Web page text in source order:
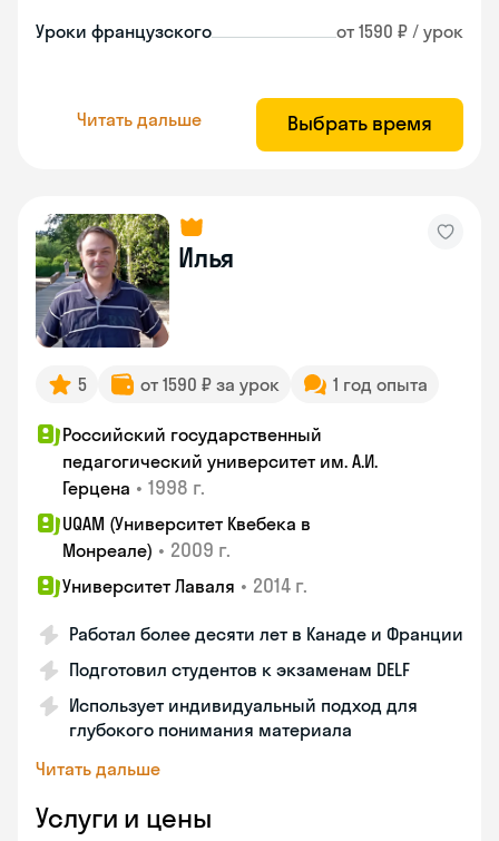
Уроки французского от 1590 ₽ / урок
Читать дальше Выбрать время
Илья
5 от 1590 ₽ за урок 1 год опыта
Российский государственный
педагогический университет им. А.И.
Герцена • 1998 г.
UQAM (Университет Квебека в
Монреале) • 2009 г.
Университет Лаваля • 2014 г.
Работал более десяти лет в Канаде и Франции
Подготовил студентов к экзаменам DELF
Использует индивидуальный подход для
глубокого понимания материала
Читать дальше
Услуги и цены